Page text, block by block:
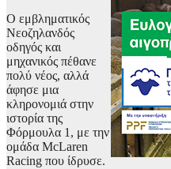
Ο εμβληματικός
Νεοζηλανδός
οδηγός και
μηχανικός πέθανε
πολύ νέος, αλλά
άφησε μια
κληρονομιά στην
ιστορία της
Φόρμουλα 1, με την
ομάδα McLaren
Racing που ίδρυσε.